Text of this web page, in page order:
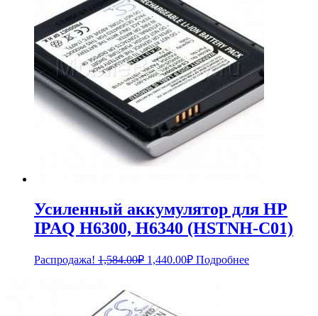
Усиленный аккумулятор для HP
IPAQ H6300, H6340 (HSTNH-C01)
Распродажа! 1,584.00₽ Первоначальная
1,584.00₽.
1,440.00₽Текущая
Подробнее